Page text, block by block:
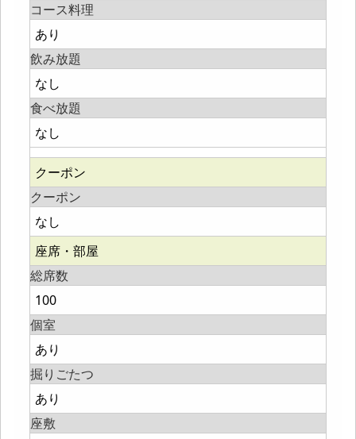
コース料理
あり
飲み放題
なし
食べ放題
なし
クーポン
クーポン
なし
座席・部屋
総席数
100
個室
あり
掘りごたつ
あり
座敷